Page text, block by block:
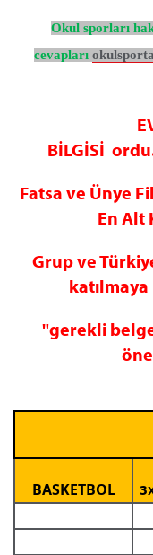
Okul sporları
cevapları
BİLGİSİ
Fatsa ve Ünye
En Alt
Grup ve
"gerekli
BASKETBOL